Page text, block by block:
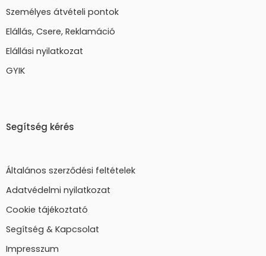
Személyes átvételi pontok
Elállás, Csere, Reklamáció
Elállási nyilatkozat
GYIK
Segítség kérés
Általános szerződési feltételek
Adatvédelmi nyilatkozat
Cookie tájékoztató
Segítség & Kapcsolat
Impresszum